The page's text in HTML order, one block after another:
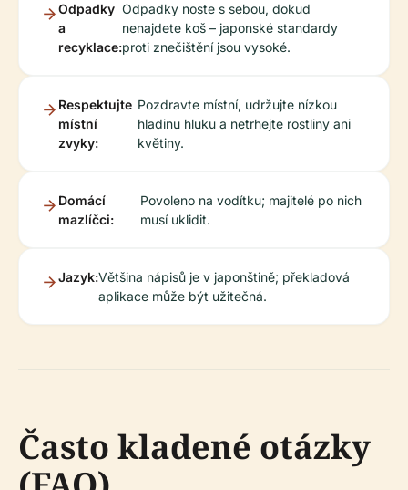
Odpadky
a
recyklace:
Odpadky noste s sebou, dokud
nenajdete koš – japonské standardy
proti znečištění jsou vysoké.
Respektujte
místní
zvyky:
Pozdravte místní, udržujte nízkou
hladinu hluku a netrhejte rostliny ani
květiny.
Domácí
mazlíčci:
Povoleno na vodítku; majitelé po nich
musí uklidit.
Jazyk:Většina nápisů je v japonštině; překladová
aplikace může být užitečná.
Často kladené otázky